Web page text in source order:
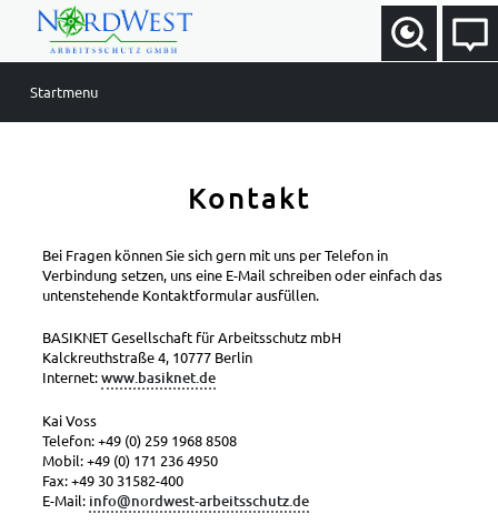
Startmenu
nützliche Links
Team
Partner
Aktuelles
Newsletter
Veranstaltungen
Kontakt
Bei Fragen können Sie sich gern mit uns per Telefon in
Verbindung setzen, uns eine E-Mail schreiben oder einfach das
untenstehende Kontaktformular ausfüllen.
BASIKNET Gesellschaft für Arbeitsschutz mbH
Kalckreuthstraße 4, 10777 Berlin
Internet:www.basiknet.de
Kai Voss
Telefon: +49 (0) 259 1968 8508
Mobil: +49 (0) 171 236 4950
Fax: +49 30 31582-400
E-Mail: info@nordwest-arbeitsschutz.de